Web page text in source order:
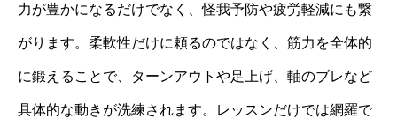
力が豊かになるだけでなく、怪我予防や疲労軽減にも繋
がります。柔軟性だけに頼るのではなく、筋力を全体的
に鍛えることで、ターンアウトや足上げ、軸のブレなど
具体的な動きが洗練されます。レッスンだけでは網羅で